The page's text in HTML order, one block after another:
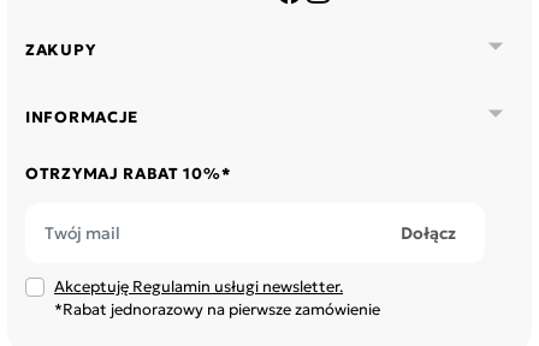
ZAKUPY 
INFORMACJE 
OTRZYMAJ RABAT 10%*
Akceptuję Regulamin usługi newsletter.
*Rabat jednorazowy na pierwsze zamówienie